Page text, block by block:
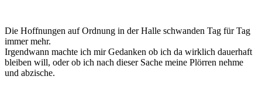
Die Hoffnungen auf Ordnung in der Halle schwanden Tag für Tag
immer mehr.
Irgendwann machte ich mir Gedanken ob ich da wirklich dauerhaft
bleiben will, oder ob ich nach dieser Sache meine Plörren nehme
und abzische.